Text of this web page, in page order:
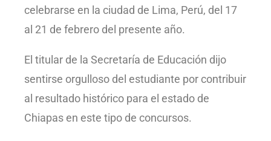
celebrarse en la ciudad de Lima, Perú, del 17
al 21 de febrero del presente año.
El titular de la Secretaría de Educación dijo
sentirse orgulloso del estudiante por contribuir
al resultado histórico para el estado de
Chiapas en este tipo de concursos.